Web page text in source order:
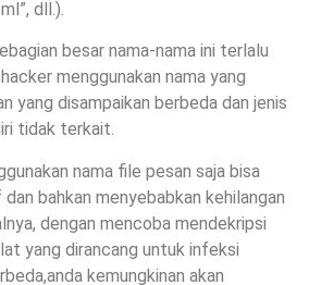
dll.).
besar nama-nama ini terlalu
menggunakan nama yang
yang disampaikan berbeda dan jenis
tidak terkait.
nama file pesan saja bisa
bahkan menyebabkan kehilangan
dengan mencoba mendekripsi
yang dirancang untuk infeksi
kemungkinan akan